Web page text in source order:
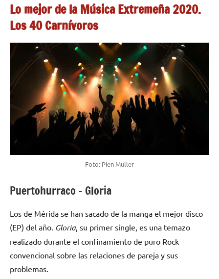
Lo mejor de la Música Extremeña 2020.
Los 40 Carnívoros
Foto: Pien Muller
Puertohurraco – Gloria
Los de Mérida se han sacado de la manga el mejor disco
(EP) del año. Gloria, su primer single, es una temazo
realizado durante el confinamiento de puro Rock
convencional sobre las relaciones de pareja y sus
problemas.